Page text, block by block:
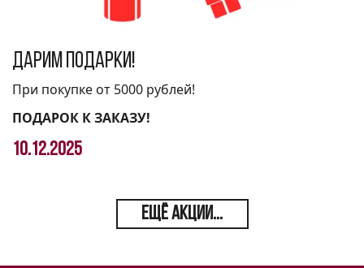
Дарим подарки!
При покупке от 5000 рублей!
ПОДАРОК К ЗАКАЗУ!
10.12.2025
ЕЩЁ АКЦИИ...